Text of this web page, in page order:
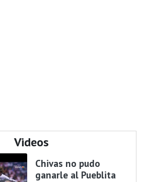
Videos
Chivas no pudo
ganarle al Pueblita